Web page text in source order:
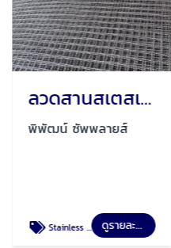
ลวดสานสเตสเลส ราคาพิเศษ
พิพัฒน์ ซัพพลายส์
Stainless Steel Wire Mesh ราคาโรงงาน ดูรายละเอียด